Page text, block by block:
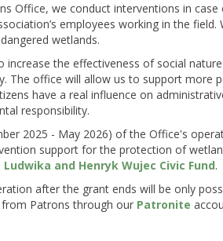
Office, we conduct interventions in
employees working in the
wetlands.
increase the effectiveness of social
The office will allow us to support more
have a real influence on
responsibility.
2025 - May 2026) of the Office's
support for the protection of
Ludwika and Henryk Wujec Civic Fund.
after the grant ends will be only
Patrons through our Patronite
o
w